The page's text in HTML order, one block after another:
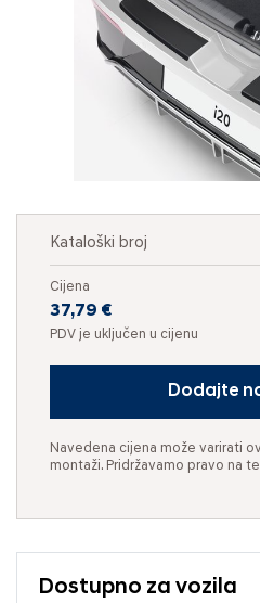
Kataloški broj
Cijena
37,79 €
PDV je uključen u cijenu
Dodajte
Navedena cijena može varirati
montaži. Pridržavamo pravo na
Dostupno za vozila